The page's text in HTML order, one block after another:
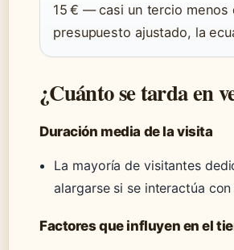
15 € — casi un tercio menos
presupuesto ajustado, la
¿Cuánto se tarda en
Duración media de la visita
La mayoría de visitantes
alargarse si se interactúa
Factores que influyen en el